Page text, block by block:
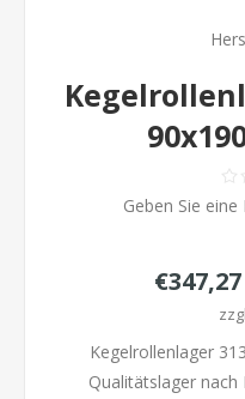
Geben Sie
Kegelrollenlager
Qualitätslager